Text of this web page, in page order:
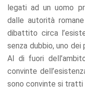
legati ad un uomo
dalle autorità
dibattito circa
senza dubbio, uno dei
Al di fuori
convinte
sono convinte si tratti
Experience
In order for
our website
to perform
possible
during your